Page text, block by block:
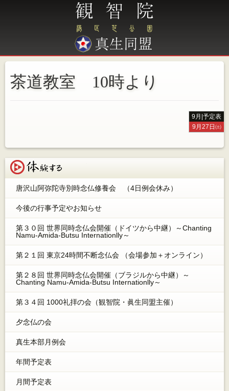
茶道教室 10時より
9月 予定表
9月27日㈯
唐沢山阿弥陀寺別時念仏修養会 （4日例会休み）
今後の行事予定やお知らせ
第３０回 世界同時念仏会開催（ドイツから中継）～Chanting
Namu-Amida-Butsu Internationlly～
第２１回 東京24時間不断念仏会 （会場参加＋オンライン）
第２８回 世界同時念仏会開催（ブラジルから中継）～
Chanting Namu-Amida-Butsu Internationlly～
第３４回 1000礼拝の会（観智院・眞生同盟主催）
夕念仏の会
真生本部月例会
年間予定表
月間予定表